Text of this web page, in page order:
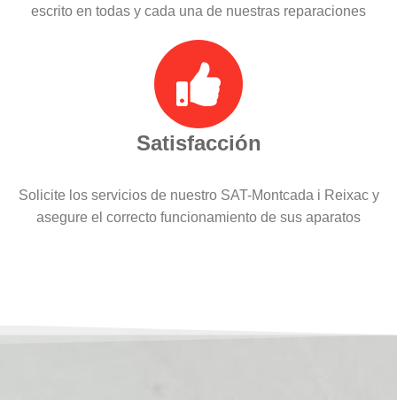
escrito en todas y cada una de nuestras reparaciones
Satisfacción
Solicite los servicios de nuestro SAT-Montcada i Reixac y
asegure el correcto funcionamiento de sus aparatos